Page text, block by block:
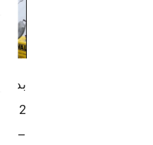
بدء
–